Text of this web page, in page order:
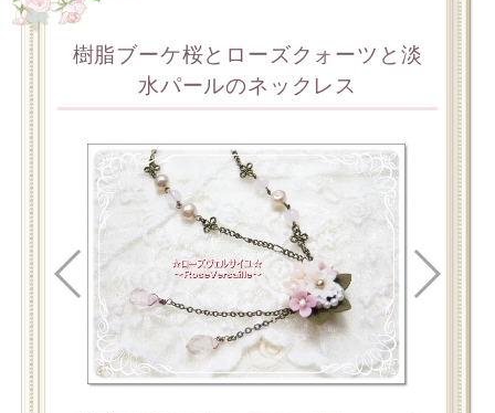
樹脂ブーケ桜とローズクォーツと淡
水パールのネックレス